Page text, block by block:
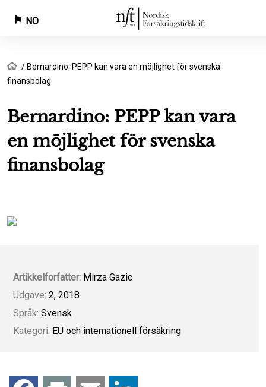
Hopp
til
NO
Navigasjonssti
Hjem
Bernardino: PEPP kan vara en möjlighet för svenska
finansbolag
Bernardino: PEPP kan vara
en möjlighet för svenska
finansbolag
Artikkelforfatter: Mirza Gazic
Udgave: 2, 2018
Språk: Svensk
Kategori: EU och internationell försäkring